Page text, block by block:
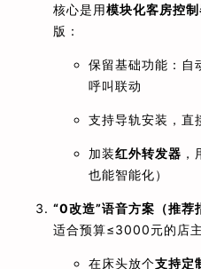
核心是用模块化客房控制
版：
保留基础功能：自
呼叫联动
支持导轨安装，直
加装红外转发器
也能智能化）
“0改造”语音方案（
适合预算≤3000元的店主
在床头放个支持定